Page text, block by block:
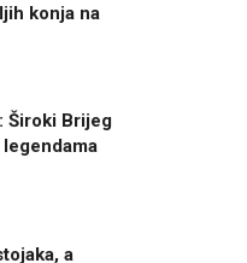
konja na
Široki Brijeg
a